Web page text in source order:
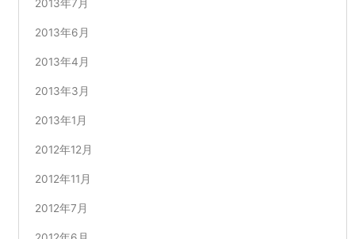
2013年7月
2013年6月
2013年4月
2013年3月
2013年1月
2012年12月
2012年11月
2012年7月